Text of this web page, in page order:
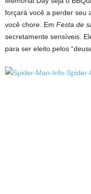
forçará você a perder seu
você chore. Em Festa de
secretamente sensíveis.
para ser eleito pelos